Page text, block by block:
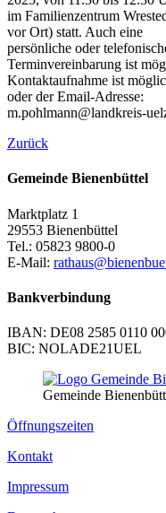
im Familienzentrum
vor Ort) statt. Auch eine
persönliche oder
Terminvereinbarung ist
Kontaktaufnahme ist
oder der Email-Adresse:
m.pohlmann@landkreis-
Zurück
Gemeinde Bienenbüttel
Marktplatz 1
29553 Bienenbüttel
Tel.: 05823 9800-0
E-Mail:
Bankverbindung
IBAN: DE08 2585 0110
BIC: NOLADE21UEL
Gemeinde
Öffnungszeiten
Kontakt
Impressum